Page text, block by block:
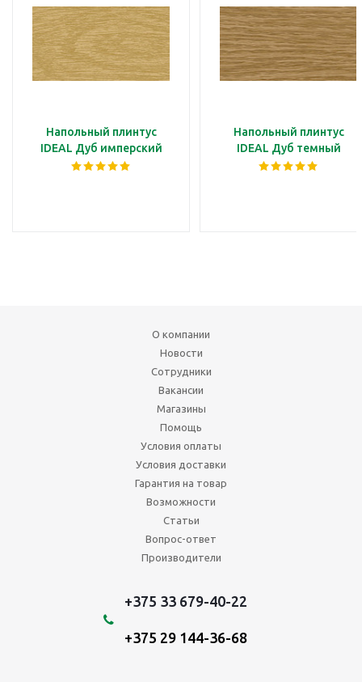
Напольный плинтус
IDEAL Дуб имперский
Напольный плинтус
IDEAL Дуб темный
О компании
Новости
Сотрудники
Вакансии
Магазины
Помощь
Условия оплаты
Условия доставки
Гарантия на товар
Возможности
Статьи
Вопрос-ответ
Производители
+375 33 679-40-22
+375 29 144-36-68